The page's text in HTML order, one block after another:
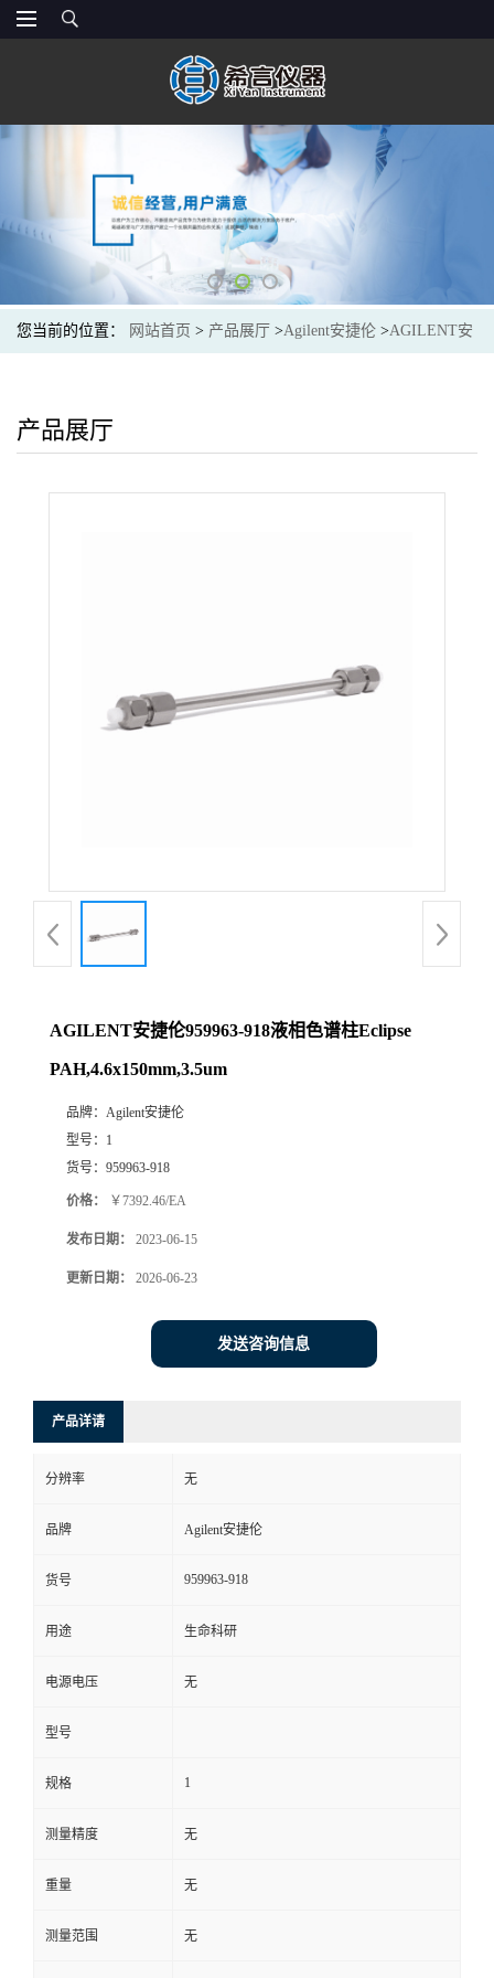
您当前的位置： 网站首页 > 产品展厅 >Agilent安捷伦 >AGILENT安
产品展厅
AGILENT安捷伦959963-918液相色谱柱Eclipse
PAH,4.6x150mm,3.5um
品牌： Agilent安捷伦
型号： 1
货号： 959963-918
价格： ￥7392.46/EA
发布日期： 2023-06-15
更新日期： 2026-06-23
发送咨询信息
产品详请
分辨率 无
品牌 Agilent安捷伦
货号 959963-918
用途 生命科研
电源电压 无
型号
规格 1
测量精度 无
重量 无
测量范围 无